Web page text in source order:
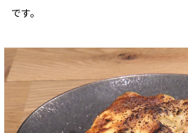
です。